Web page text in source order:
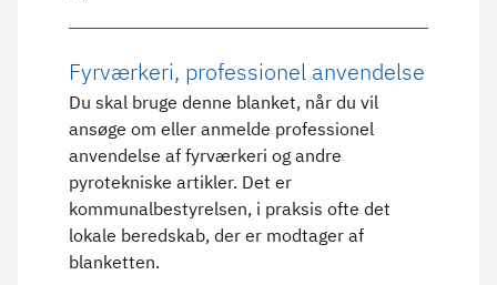
Fyrværkeri, professionel anvendelse
Du skal bruge denne blanket, når du vil
ansøge om eller anmelde professionel
anvendelse af fyrværkeri og andre
pyrotekniske artikler. Det er
kommunalbestyrelsen, i praksis ofte det
lokale beredskab, der er modtager af
blanketten.